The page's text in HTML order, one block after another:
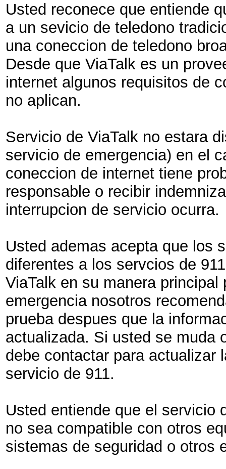
Usted reconece que entiende
a un sevicio de teledono
una coneccion de teledono
Desde que ViaTalk es un
internet algunos requisitos de
no aplican.
Servicio de ViaTalk no estara
servicio de emergencia) en el
coneccion de internet tiene
responsable o recibir
interrupcion de servicio ocurra.
Usted ademas acepta que los
diferentes a los servcios de
ViaTalk en su manera
emergencia nosotros
prueba despues que la
actualizada. Si usted se muda
debe contactar para actualizar
servicio de 911.
Usted entiende que el servicio
no sea compatible con otros
sistemas de seguridad o otros